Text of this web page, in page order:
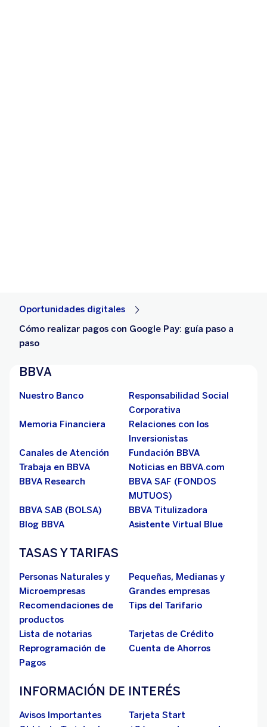
Oportunidades digitales
Cómo realizar pagos con Google Pay: guía paso a
paso
BBVA
Nuestro Banco
Responsabilidad Social
Corporativa
Memoria Financiera
Relaciones con los
Inversionistas
Canales de Atención
Fundación BBVA
Trabaja en BBVA
Noticias en BBVA.com
BBVA Research
BBVA SAF (FONDOS
MUTUOS)
BBVA SAB (BOLSA)
BBVA Titulizadora
Blog BBVA
Asistente Virtual Blue
TASAS Y TARIFAS
Personas Naturales y
Microempresas
Pequeñas, Medianas y
Grandes empresas
Recomendaciones de
productos
Tips del Tarifario
Lista de notarias
Tarjetas de Crédito
Reprogramación de
Pagos
Cuenta de Ahorros
INFORMACIÓN DE INTERÉS
Avisos Importantes
Tarjeta Start